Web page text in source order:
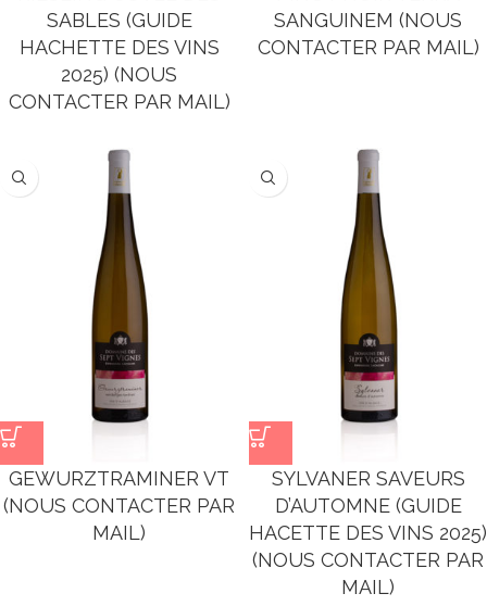
SABLES (GUIDE
HACHETTE DES VINS
2025) (NOUS
CONTACTER PAR MAIL)
SANGUINEM (NOUS
CONTACTER PAR MAIL)
GEWURZTRAMINER VT
(NOUS CONTACTER PAR
MAIL)
SYLVANER SAVEURS
D’AUTOMNE (GUIDE
HACETTE DES VINS 2025)
(NOUS CONTACTER PAR
MAIL)